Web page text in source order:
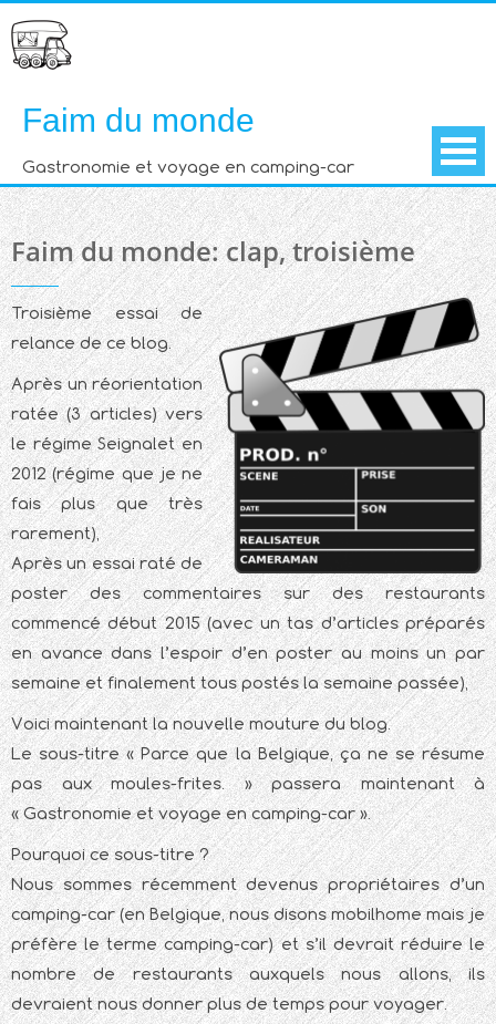
to
content
Faim du monde
Gastronomie et voyage en camping-car
Faim du monde: clap, troisième
Troisième essai de
relance de ce blog.
Après un réorientation
ratée (3 articles) vers
le régime Seignalet en
2012 (régime que je ne
fais plus que très
rarement),
Après un essai raté de
poster des commentaires sur des restaurants
commencé début 2015 (avec un tas d’articles préparés
en avance dans l’espoir d’en poster au moins un par
semaine et finalement tous postés la semaine passée),
Voici maintenant la nouvelle mouture du blog.
Le sous-titre « Parce que la Belgique, ça ne se résume
pas aux moules-frites. » passera maintenant à
« Gastronomie et voyage en camping-car ».
Pourquoi ce sous-titre ?
Nous sommes récemment devenus propriétaires d’un
camping-car (en Belgique, nous disons mobilhome mais je
préfère le terme camping-car) et s’il devrait réduire le
nombre de restaurants auxquels nous allons, ils
devraient nous donner plus de temps pour voyager.